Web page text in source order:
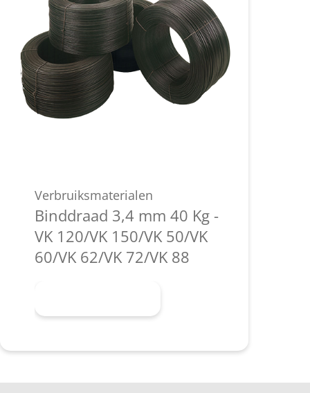
Verbruiksmaterialen
Binddraad 3,4 mm 40 Kg -
VK 120/VK 150/VK 50/VK
60/VK 62/VK 72/VK 88